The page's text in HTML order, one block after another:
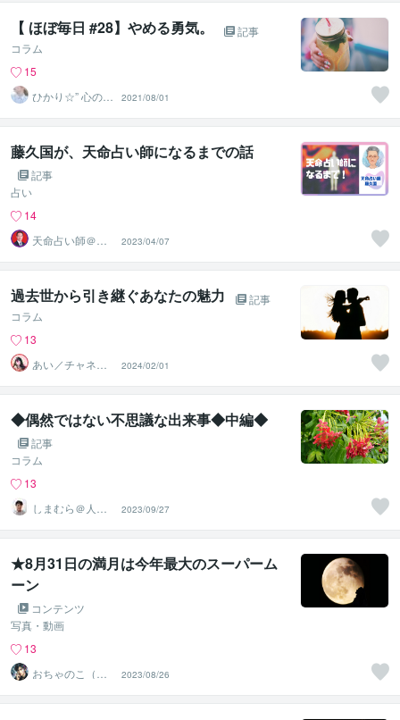
【 ほぼ毎日 #28】やめる勇気。
記事
コラム
15
ひかり☆” 心の休
憩室
2021/08/01
藤久国が、天命占い師になるまでの話
記事
占い
14
天命占い師＠藤
＊久国
2023/04/07
過去世から引き継ぐあなたの魅力
記事
コラム
13
あい／チャネリ
ングアート✨夏S
ALE
2024/02/01
◆偶然ではない不思議な出来事◆中編◆
記事
コラム
13
しまむら＠人事
コンサルタント
2023/09/27
★8月31日の満月は今年最大のスーパーム
ーン
コンテンツ
写真・動画
13
おちゃのこ（御
茶乃子祭々）
2023/08/26